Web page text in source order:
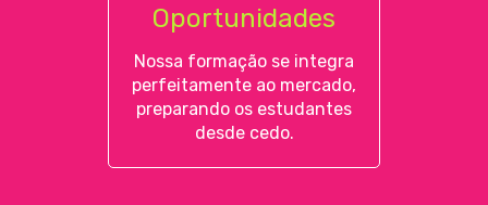
Oportunidades
Nossa formação se integra
perfeitamente ao mercado,
preparando os estudantes
desde cedo.